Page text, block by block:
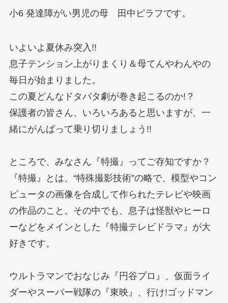
小6 発達障がい男児の母 田中ピラフです。
いよいよ夏休み突入!!
息子テンション上がりまくり＆母てんやわんやの
毎日が始まりました。
この夏どんなドタバタ劇が巻き起こるのか!？
保護者の皆さん、いろいろあると思いますが、一
緒にがんばって乗り切りましょう!!
ところで、みなさん『特撮』ってご存知ですか？
『特撮』とは、“特殊撮影技術”の略で、模型やコン
ピュータの画像を合成して作られたテレビや映画
の作品のこと。その中でも、息子は怪獣やヒーロ
ーなどをメインとした『特撮テレビドラマ』が大
好きです。
ウルトラマンでおなじみ『円谷プロ』、仮面ライ
ダーやスーパー戦隊の『東映』、行け!ゴッドマン